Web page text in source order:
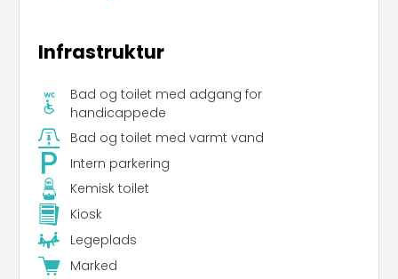
Infrastruktur
Bad og toilet med adgang for
handicappede
Bad og toilet med varmt vand
Intern parkering
Kemisk toilet
Kiosk
Legeplads
Marked